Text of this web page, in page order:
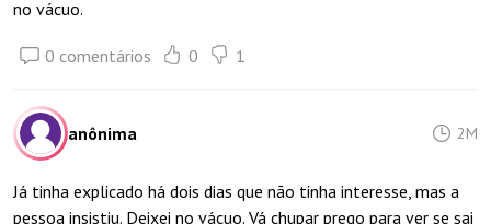
no vácuo.
0 comentários 0 1
anônima 2M
Já tinha explicado há dois dias que não tinha interesse, mas a
pessoa insistiu. Deixei no vácuo. Vá chupar prego para ver se sai